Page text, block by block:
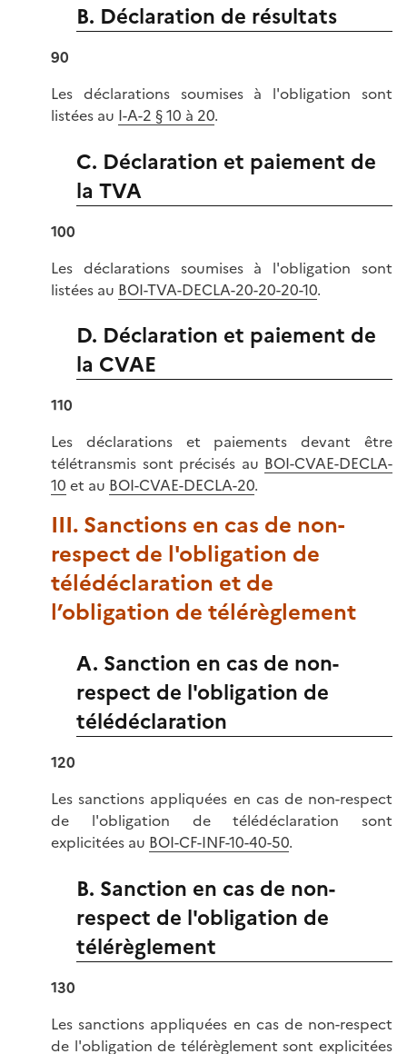
B. Déclaration de résultats
90
Les déclarations soumises à l'obligation sont
listées au I-A-2 § 10 à 20.
C. Déclaration et paiement de
la TVA
100
Les déclarations soumises à l'obligation sont
listées au BOI-TVA-DECLA-20-20-20-10.
D. Déclaration et paiement de
la CVAE
110
Les déclarations et paiements devant être
télétransmis sont précisés au BOI-CVAE-DECLA-
10 et au BOI-CVAE-DECLA-20.
III. Sanctions en cas de non-
respect de l'obligation de
télédéclaration et de
l’obligation de télérèglement
A. Sanction en cas de non-
respect de l'obligation de
télédéclaration
120
Les sanctions appliquées en cas de non-respect
de l'obligation de télédéclaration sont
explicitées au BOI-CF-INF-10-40-50.
B. Sanction en cas de non-
respect de l'obligation de
télérèglement
130
Les sanctions appliquées en cas de non-respect
de l'obligation de télérèglement sont explicitées